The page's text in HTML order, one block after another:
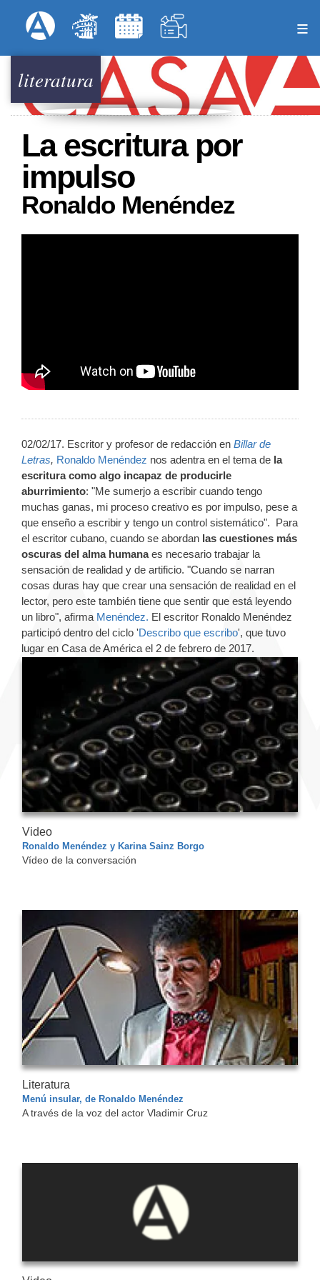
al
principal
Menú Superior
literatura
La escritura por
impulso
Ronaldo Menéndez
02/02/17. Escritor y profesor de redacción en Billar de
Letras, Ronaldo Menéndez nos adentra en el tema de la
escritura como algo incapaz de producirle
aburrimiento: "Me sumerjo a escribir cuando tengo
muchas ganas, mi proceso creativo es por impulso, pese a
que enseño a escribir y tengo un control sistemático". Para
el escritor cubano, cuando se abordan las cuestiones más
oscuras del alma humanaes necesario trabajar la
sensación de realidad y de artificio. "Cuando se narran
cosas duras hay que crear una sensación de realidad en el
lector, pero este también tiene que sentir que está leyendo
un libro", afirma Menéndez. El escritor Ronaldo Menéndez
participó dentro del ciclo 'Describo que escribo', que tuvo
lugar en Casa de América el 2 de febrero de 2017.
Video
Ronaldo Menéndez y Karina Sainz Borgo
Vídeo de la conversación
Literatura
Menú insular, de Ronaldo Menéndez
A través de la voz del actor Vladimir Cruz